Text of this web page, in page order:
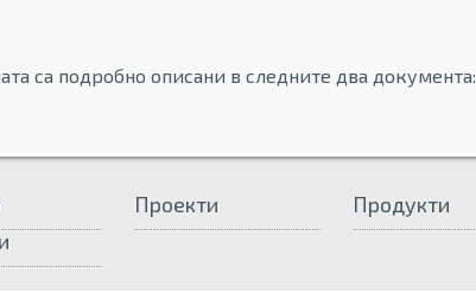
са подробно описани в следните два документа:
Проекти
Продукти